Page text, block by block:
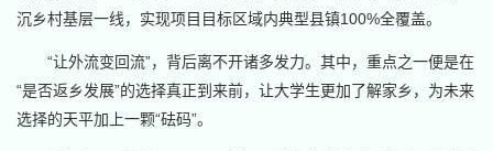
沉乡村基层一线，实现项目目标区域内典型县镇100%全覆盖。
“让外流变回流”，背后离不开诸多发力。其中，重点之一便是在
“是否返乡发展”的选择真正到来前，让大学生更加了解家乡，为未来
选择的天平加上一颗“砝码”。